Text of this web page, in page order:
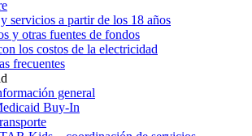
servicios a partir de los 18 años
y otras fuentes de fondos
los costos de la electricidad
frecuentes
general
Buy-In